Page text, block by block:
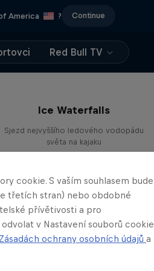
America ? Continue
Red Bull TV
Ice Waterfalls
Sjezd nejvyššího ledového vodopádu
světa na kajaku
cookie. S vaším souhlasem bude
třetích stran) nebo obdobné
přívětivosti a pro
v Nastavení souborů cookie
Zásadách ochrany osobních údajů a